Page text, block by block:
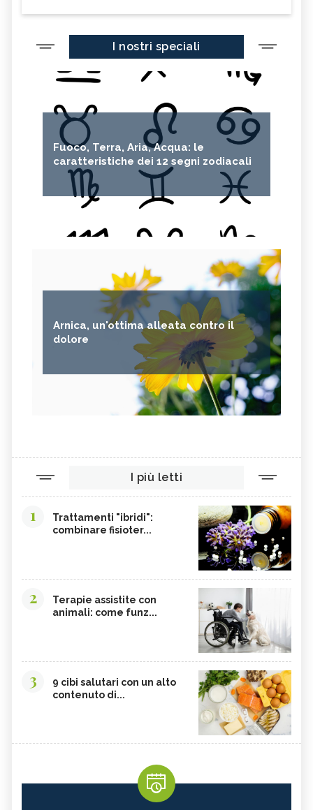
I nostri speciali
Fuoco, Terra, Aria, Acqua: le
caratteristiche dei 12 segni zodiacali
Arnica, un'ottima alleata contro il
dolore
I più letti
1
Trattamenti "ibridi":
combinare fisioter...
2
Terapie assistite con
animali: come funz...
3
9 cibi salutari con un alto
contenuto di...